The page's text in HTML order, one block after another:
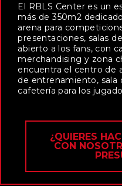
El RBLS Center es un
más de 350m2
arena para
presentaciones, salas
abierto a los fans, con
merchandising y zona
encuentra el centro de
de entrenamiento, sala
cafetería para los
¿QUIERES
CON